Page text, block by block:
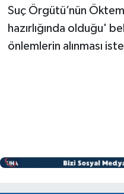
Suç Örgütü’nün
hazırlığında olduğu'
önlemlerin alınması